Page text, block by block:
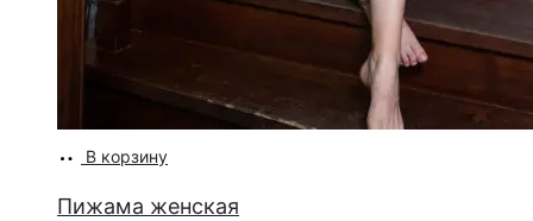
В корзину
Пижама женская